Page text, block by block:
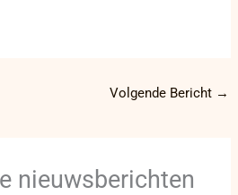
Volgende Bericht →
nieuwsberichten